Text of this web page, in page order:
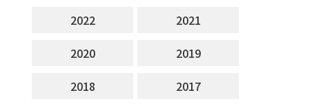
2022
2021
2020
2019
2018
2017